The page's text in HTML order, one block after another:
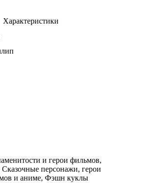
Характеристики
и герои фильмов,
персонажи, герои
и аниме, Фэшн куклы